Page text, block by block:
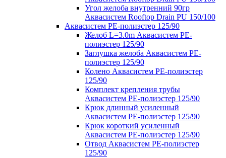
Угол желоба внутренний 90гр
Аквасистем Rooftop Drain PU 150/100
Аквасистем PE-полиэстер 125/90
Желоб L=3.0m Аквасистем PE-
полиэстер 125/90
Заглушка желоба Аквасистем PE-
полиэстер 125/90
Колено Аквасистем PE-полиэстер
125/90
Комплект крепления трубы
Аквасистем PE-полиэстер 125/90
Крюк длинный усиленный
Аквасистем PE-полиэстер 125/90
Крюк короткий усиленный
Аквасистем PE-полиэстер 125/90
Отвод Аквасистем РЕ-полиэстер
125/90